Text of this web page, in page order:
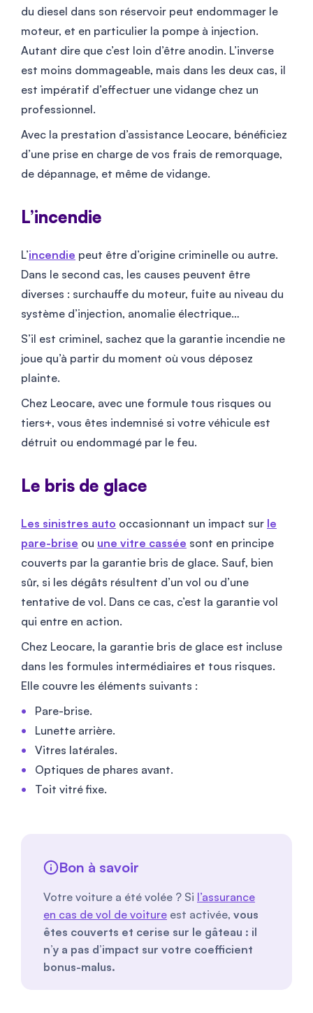
du diesel dans son réservoir peut endommager le
moteur, et en particulier la pompe à injection.
Autant dire que c’est loin d’être anodin. L’inverse
est moins dommageable, mais dans les deux cas, il
est impératif d’effectuer une vidange chez un
professionnel.
Avec la prestation d’assistance Leocare, bénéficiez
d’une prise en charge de vos frais de remorquage,
de dépannage, et même de vidange.
L’incendie
L’incendie peut être d’origine criminelle ou autre.
Dans le second cas, les causes peuvent être
diverses : surchauffe du moteur, fuite au niveau du
système d’injection, anomalie électrique…
S’il est criminel, sachez que la garantie incendie ne
joue qu’à partir du moment où vous déposez
plainte.
Chez Leocare, avec une formule tous risques ou
tiers+, vous êtes indemnisé si votre véhicule est
détruit ou endommagé par le feu.
Le bris de glace
Les sinistres auto occasionnant un impact sur le
pare-brise ou une vitre cassée sont en principe
couverts par la garantie bris de glace. Sauf, bien
sûr, si les dégâts résultent d’un vol ou d’une
tentative de vol. Dans ce cas, c’est la garantie vol
qui entre en action.
Chez Leocare, la garantie bris de glace est incluse
dans les formules intermédiaires et tous risques.
Elle couvre les éléments suivants :
Pare-brise.
Lunette arrière.
Vitres latérales.
Optiques de phares avant.
Toit vitré fixe.
Bon à savoir
Votre voiture a été volée ? Si l’assurance
en cas de vol de voiture est activée, vous
êtes couverts et cerise sur le gâteau : il
n’y a pas d’impact sur votre coefficient
bonus-malus.